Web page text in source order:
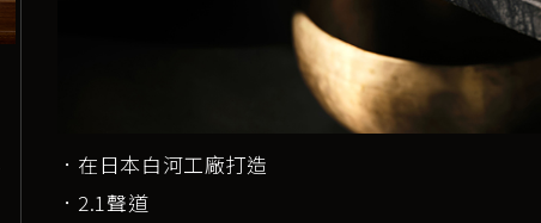
．在日本白河工廠打造
．2.1聲道